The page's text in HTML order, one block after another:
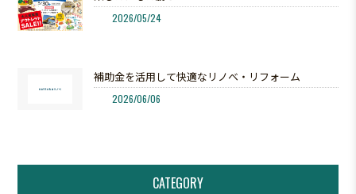
2026/05/24
補助金を活用して快適なリノベ・リフォーム
2026/06/06
CATEGORY